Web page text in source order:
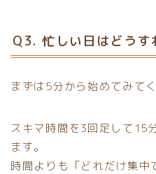
Q3. 忙しい日はどうす
まずは5分から始めてみてく
スキマ時間を3回足して15
ます。
時間よりも「どれだけ集中